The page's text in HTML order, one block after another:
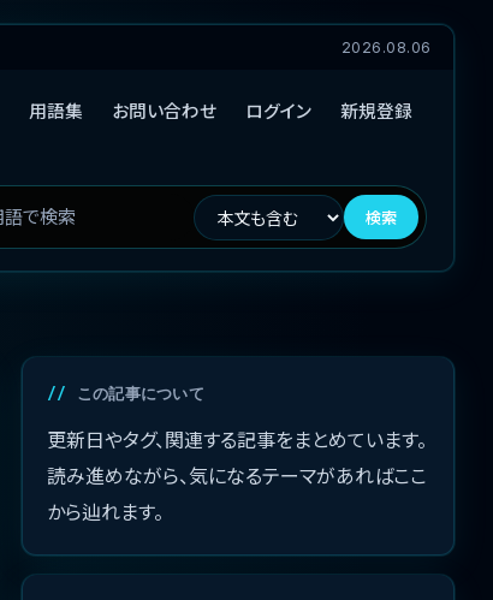
2026.08.06
用語集 お問い合わせ ログイン 新規登録
検索
この記事について
更新日やタグ、関連する記事をまとめています。
読み進めながら、気になるテーマがあればここ
から辿れます。